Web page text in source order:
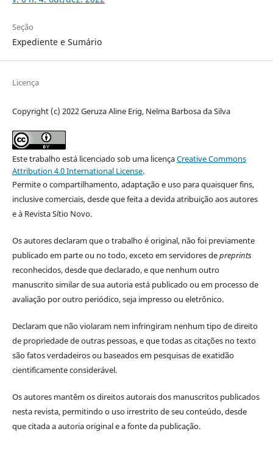
Seção
Expediente e Sumário
Licença
Copyright (c) 2022 Geruza Aline Erig, Nelma Barbosa da Silva
Este trabalho está licenciado sob uma licençaCreative Commons
Attribution 4.0 International License.
Permite o compartilhamento, adaptação e uso para quaisquer fins,
inclusive comerciais, desde que feita a devida atribuição aos autores
e à Revista Sítio Novo.
Os autores declaram que o trabalho é original, não foi previamente
publicado em parte ou no todo, exceto em servidores depreprints
reconhecidos, desde que declarado, e que nenhum outro
manuscrito similar de sua autoria está publicado ou em processo de
avaliação por outro periódico, seja impresso ou eletrônico.
Declaram que não violaram nem infringiram nenhum tipo de direito
de propriedade de outras pessoas, e que todas as citações no texto
são fatos verdadeiros ou baseados em pesquisas de exatidão
cientificamente considerável.
Os autores mantêm os direitos autorais dos manuscritos publicados
nesta revista, permitindo o uso irrestrito de seu conteúdo, desde
que citada a autoria original e a fonte da publicação.